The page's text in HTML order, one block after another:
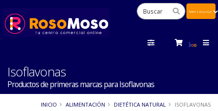
Isoflavonas
Productos de primeras marcas para Isoflavonas
INICIO ALIMENTACIÓN DIETÉTICA NATURAL ISOFLAVONAS